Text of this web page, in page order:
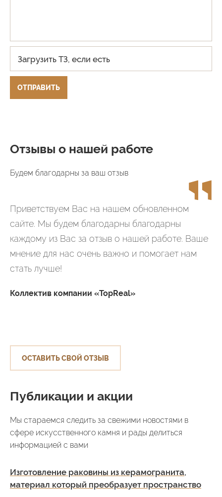
Загрузить ТЗ, если есть
ОТПРАВИТЬ
Отзывы о нашей работе
Будем благодарны за ваш отзыв
Приветствуем Вас на нашем обновленном
сайте. Мы будем благодарны благодарны
каждому из Вас за отзыв о нашей работе. Ваше
мнение для нас очень важно и помогает нам
стать лучше!
Коллектив компании «TopReal»
ОСТАВИТЬ СВОЙ ОТЗЫВ
Публикации и акции
Мы стараемся следить за свежими новостями в
сфере искусственного камня и рады делиться
информацией с вами
Изготовление раковины из керамогранита,
материал который преобразует пространство